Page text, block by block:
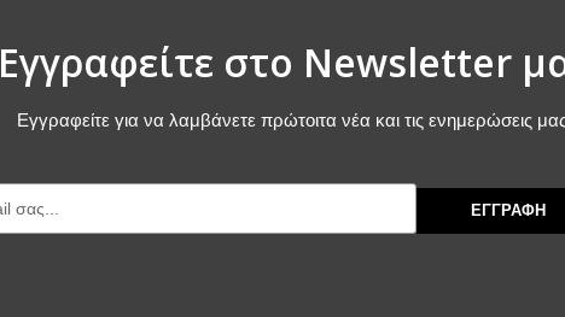
Εγγραφείτε στο Newsletter
Εγγραφείτε για να λαμβάνετε πρώτοιτα νέα και τις ενημερώσεις
ΕΓΓΡΑΦΗ